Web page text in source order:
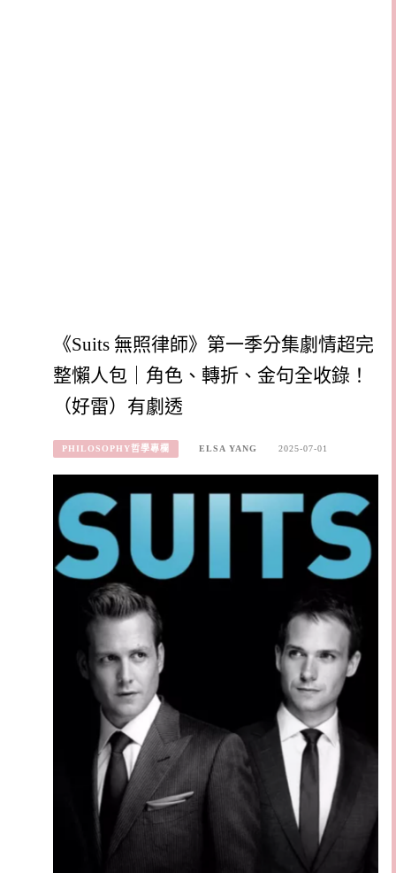
《Suits 無照律師》第一季分集劇情超完
整懶人包｜角色、轉折、金句全收錄！
（好雷）有劇透
PHILOSOPHY哲學專欄 ELSA YANG 2025-07-01